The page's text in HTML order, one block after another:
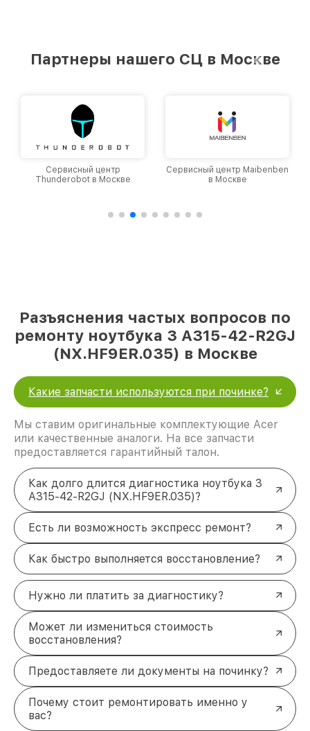
Партнеры нашего СЦ в Москве
Сервисный центр
Thunderobot в Москве
Сервисный центр Maibenben
в Москве
Разъяснения частых вопросов по
ремонту ноутбука 3 A315-42-R2GJ
(NX.HF9ER.035) в Москве
Какие запчасти используются при починке?
Мы ставим оригинальные комплектующие Acer
или качественные аналоги. На все запчасти
предоставляется гарантийный талон.
Как долго длится диагностика ноутбука 3
A315-42-R2GJ (NX.HF9ER.035)?
Есть ли возможность экспресс ремонт?
Как быстро выполняется восстановление?
Нужно ли платить за диагностику?
Может ли измениться стоимость
восстановления?
Предоставляете ли документы на починку?
Почему стоит ремонтировать именно у
вас?